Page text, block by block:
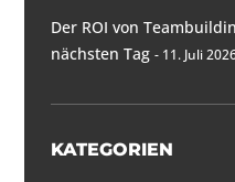
Der ROI von
nächsten Tag
11. Juli
KATEGORIEN